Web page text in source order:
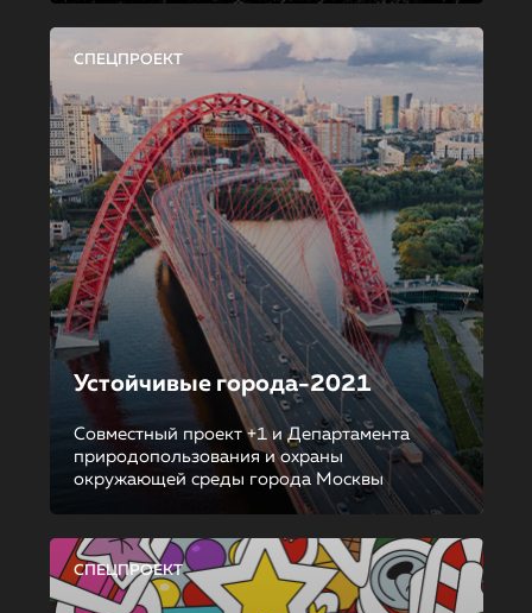
СПЕЦПРОЕКТ
Устойчивые города-2021
Совместный проект +1 и Департамента
природопользования и охраны
окружающей среды города Москвы
СПЕЦПРОЕКТ